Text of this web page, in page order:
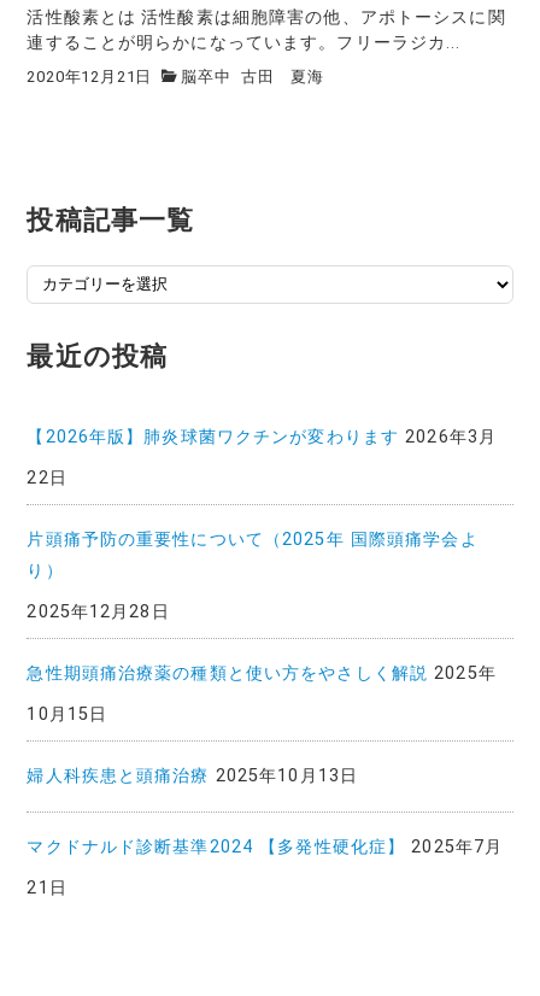
活性酸素とは 活性酸素は細胞障害の他、アポトーシスに関
連することが明らかになっています。フリーラジカ...
2020年12月21日 脳卒中 古田 夏海
投稿記事一覧
投
記
事
覧
最近の投稿
【2026年版】肺炎球菌ワクチンが変わります 2026年3月
22日
片頭痛予防の重要性について（2025年 国際頭痛学会よ
り）
2025年12月28日
急性期頭痛治療薬の種類と使い方をやさしく解説 2025年
10月15日
婦人科疾患と頭痛治療 2025年10月13日
マクドナルド診断基準2024 【多発性硬化症】
2025年7月
21日